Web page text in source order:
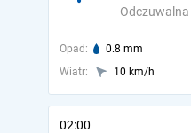
Odczuwalna
Opad: 0.8 mm
Wiatr:
10 km/h
02:00